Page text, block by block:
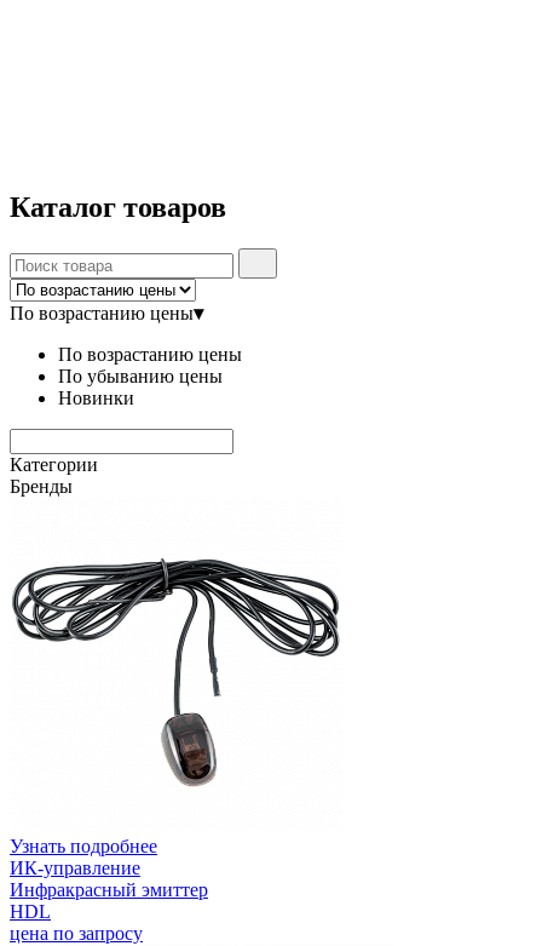
Каталог товаров
По возрастанию цены▾
По возрастанию цены
По убыванию цены
Новинки
Категории
Бренды
Узнать подробнее
ИК-управление
Инфракрасный эмиттер
HDL
цена по запросу